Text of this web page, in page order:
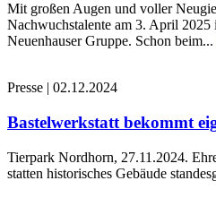
Mit großen Augen und voller
Nachwuchstalente am 3. April
Neuenhauser Gruppe. Schon beim...
Presse | 02.12.2024
Bastelwerkstatt bekommt
Tierpark Nordhorn, 27.11.2024.
statten historisches Gebäude